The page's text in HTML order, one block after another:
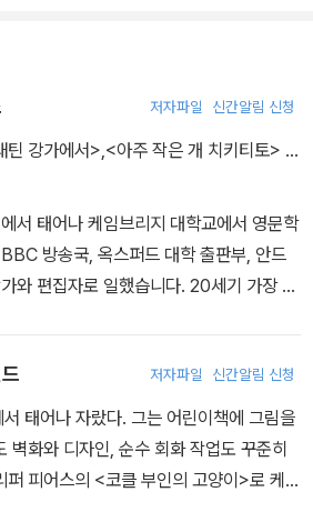
티토와 함께 하는 모험에 열중한다. 그러
의 교통사고로 산산조각나고, 벤은 다시
치 않게 낳은 9마리의 강아지들을 보살피
를 꿈꾸는데, 벤이 넘어야 할 산은 아직도
끝에 겨우 갖게된 벤의 강아지는 벤이 꿈
생긴, 덥수룩하고 덩치가 큰 개이다. 결국
좋을 동화이다.
저자파일 신간알림 신청
틴 강가에서>,<아주 작은 개 치키티토> …
서 태어나 케임브리지 대학교에서 영문학
방송국, 옥스퍼드 대학 출판부, 안드
와 편집자로 일했습니다. 20세기 가장 뛰
소동》, 《새틴 강가에서》 등 서른 권 이상
저자파일 신간알림 신청
태어나 자랐다. 그는 어린이책에 그림을
벽화와 디자인, 순수 회화 작업도 꾸준히
피어스의 <코클 부인의 고양이>로 케이